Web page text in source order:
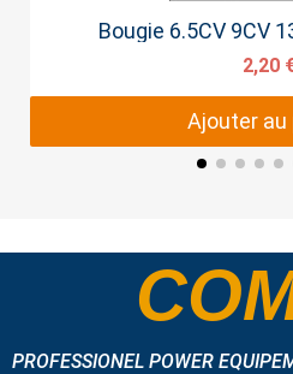
Aperçu
Bougie 6.5CV 9CV
2,20
Ajouter au
PROFESSIONEL POWER